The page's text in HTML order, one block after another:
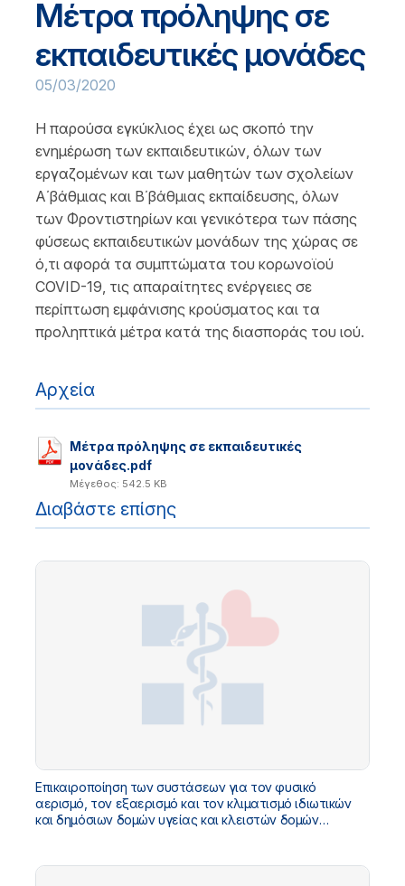
Μέτρα πρόληψης σε
εκπαιδευτικές μονάδες
05/03/2020
Η παρούσα εγκύκλιος έχει ως σκοπό την
ενημέρωση των εκπαιδευτικών, όλων των
εργαζομένων και των μαθητών των σχολείων
Α΄βάθμιας και Β΄βάθμιας εκπαίδευσης, όλων
των Φροντιστηρίων και γενικότερα των πάσης
φύσεως εκπαιδευτικών μονάδων της χώρας σε
ό,τι αφορά τα συμπτώματα του κορωνοϊού
COVID-19, τις απαραίτητες ενέργειες σε
περίπτωση εμφάνισης κρούσματος και τα
προληπτικά μέτρα κατά της διασποράς του ιού.
Αρχεία
Μέτρα πρόληψης σε εκπαιδευτικές
μονάδες.pdf
Μέγεθος: 542.5 KB
Διαβάστε επίσης
Επικαιροποίηση των συστάσεων για τον φυσικό
αερισμό, τον εξαερισμό και τον κλιματισμό ιδιωτικών
και δημόσιων δομών υγείας και κλειστών δομών